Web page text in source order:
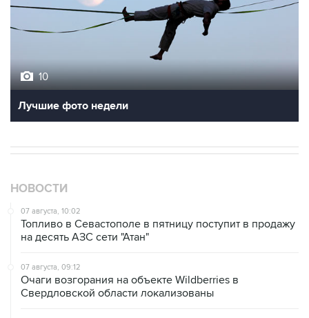
10
Лучшие фото недели
НОВОСТИ
07 августа, 10:02
Топливо в Севастополе в пятницу поступит в продажу
на десять АЗС сети "Атан"
07 августа, 09:12
Очаги возгорания на объекте Wildberries в
Свердловской области локализованы